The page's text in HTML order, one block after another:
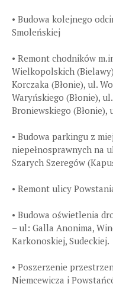
• Budowa kolejnego
Smoleńskiej
• Remont chodników
Wielkopolskich
Korczaka (Błonie), ul.
Waryńskiego (Błonie),
Broniewskiego (Błonie),
• Budowa parkingu z
niepełnosprawnych na
Szarych Szeregów
• Remont ulicy
• Budowa oświetlenia
– ul: Galla Anonima,
Karkonoskiej, Sudeckiej.
• Poszerzenie
Niemcewicza i